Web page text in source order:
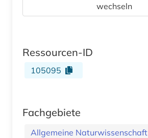
wechseln
Ressourcen-ID
105095
Fachgebiete
Allgemeine Naturwissenschaft